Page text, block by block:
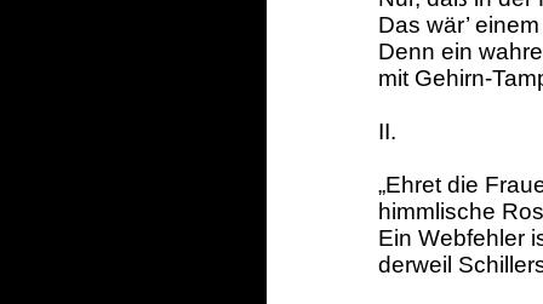
Das wär’
Denn ein
mit Gehirn-
II.
„Ehret die
himmlische
Ein Webfehler
derweil